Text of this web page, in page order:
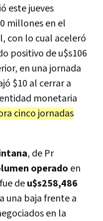
este jueves
millones en el
con lo cual aceleró
positivo de u$s106
en una jornada
$10 al cerrar a
monetaria
cinco jornadas
, de Pr
operado en
deu$s258,486
una baja frente a
en la